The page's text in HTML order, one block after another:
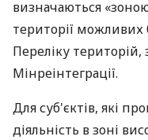
визначаються
території можливих
Переліку
Мінреінтеграції.
Для суб'єктів, які
діяльність в зоні